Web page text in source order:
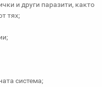
и други паразити, както
тях;
система;